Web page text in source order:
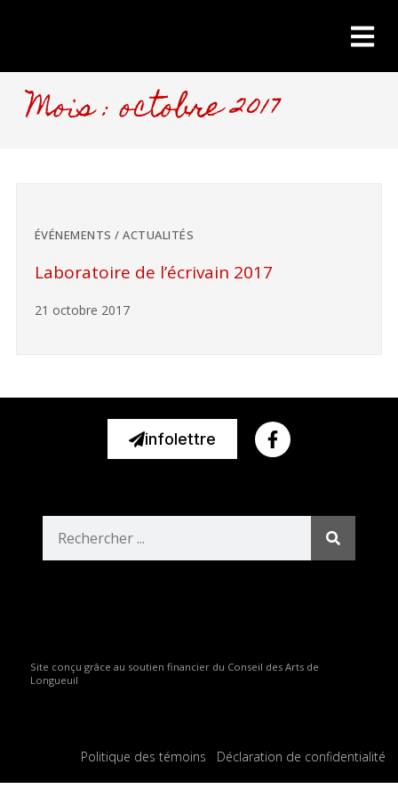
Mois : octobre 2017
ÉVÉNEMENTS / ACTUALITÉS
Laboratoire de l’écrivain 2017
21 octobre 2017
infolettre
Site conçu grâce au soutien financier du Conseil des Arts de
Longueuil
Politique des témoins Déclaration de confidentialité